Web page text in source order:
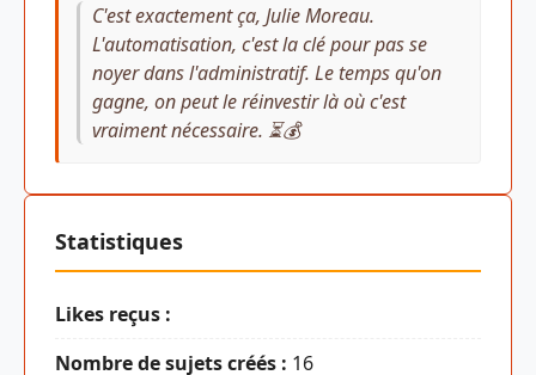
C'est exactement ça, Julie Moreau.
L'automatisation, c'est la clé pour pas se
noyer dans l'administratif. Le temps qu'on
gagne, on peut le réinvestir là où c'est
vraiment nécessaire. ⏳💰
Statistiques
Likes reçus :
Nombre de sujets créés : 16